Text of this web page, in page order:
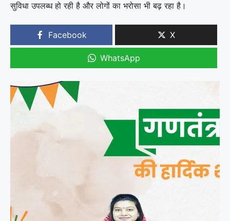
सुविधा उपलब्ध हो रही है और लोगों का भरोसा भी बढ़ रहा है।
Facebook X
WhatsApp